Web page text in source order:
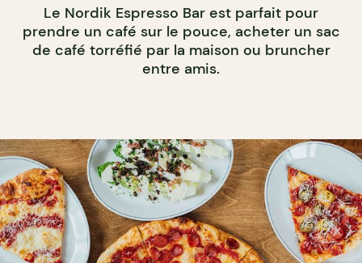
Le Nordik Espresso Bar est parfait pour
prendre un café sur le pouce, acheter un sac
de café torréfié par la maison ou bruncher
entre amis.